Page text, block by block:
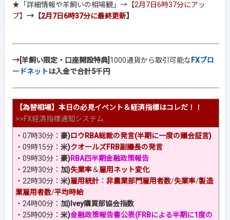
★「詳細情報や羊飼いの相場観」→【2月7日6時37分にアッ
プ】 →【2月7日6時37分に最終更新】
→[羊飼い限定・口座開設特典] 1000通貨から取引可能な FXブロ
ードネットは入金で合計5千円
【為替相場】本日の必見イベント＆経済指標はコレだ！！
>>FX経済指標通知システム
・07時30分： 豪)ロウRBA総裁の発言(半期に一度の議会証言)
・09時15分： 米)クオールズFRB副議長の発言
・09時30分： 豪)RBA四半期金融政策報告
・22時30分： 加)失業率＆雇用ネット変化
・22時30分： 米)雇用統計 ： 非農業部門雇用者数/失業率/製造
業雇用者数/平均時給
・24時00分： 加)Ivey購買部協会指数
・25時00分： 米)金融政策報告書公表(FRBによる半期に1度の